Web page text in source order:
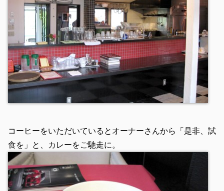
コーヒーをいただいているとオーナーさんから「是非、試
食を」と、カレーをご馳走に。